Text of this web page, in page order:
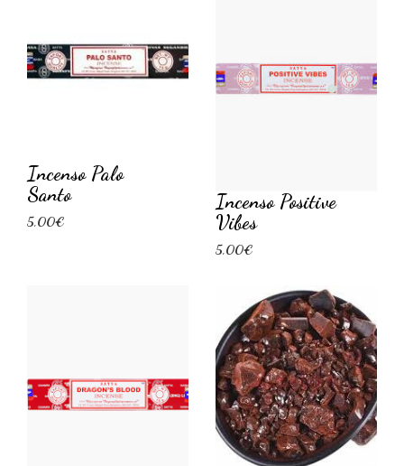
Incenso Palo
Santo
5,00€
Incenso Positive
Vibes
5,00€